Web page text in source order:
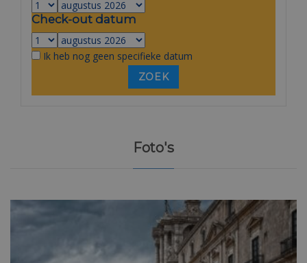
Check-out datum
Ik heb nog geen specifieke datum
Foto's